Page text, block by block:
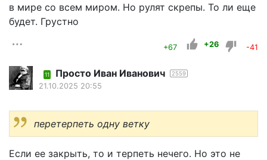
в мире со всем миром. Но рулят скрепы. То ли еще
будет. Грустно
+67 +26 -41
11 Просто Иван Иванович 2559
21.10.2025 20:55
перетерпеть одну ветку
Если ее закрыть, то и терпеть нечего. Но это не